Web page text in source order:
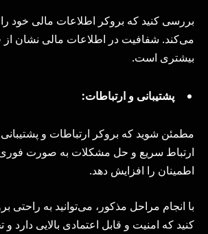
بررسی کنید که بروکر اطلاعات مالی خود
می‌کند. شفافیت در اطلاعات مالی نشان از
بیشتری است.
پشتیبانی و ارتباطات:
مطمئن شوید که بروکر ارتباطات و
ارتباط سریع و حل مشکلات به صورت
اطمینان را افزایش دهد.
با انجام مراحل مذکور، می‌توانید به راحتی
کنید که امنیت و قابل اعتمادی بالایی دارد و